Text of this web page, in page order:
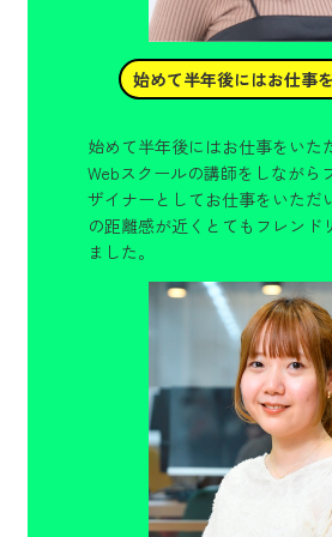
始めて半年後にはお仕事
始めて半年後にはお仕事をいた
Webスクールの講師をしながら
ザイナーとしてお仕事をいただ
の距離感が近くとてもフレンド
ました。